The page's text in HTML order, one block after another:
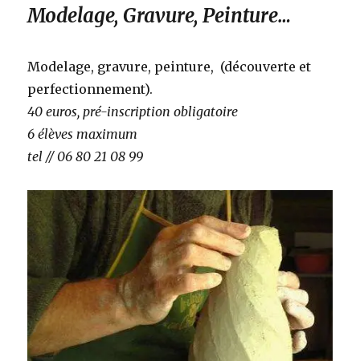
Modelage, Gravure, Peinture…
Modelage, gravure, peinture, (découverte et
perfectionnement).
40 euros, pré-inscription obligatoire
6 élèves maximum
tel // 06 80 21 08 99